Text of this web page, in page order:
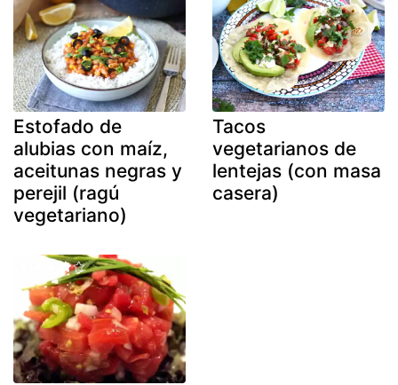
Estofado de
alubias con maíz,
aceitunas negras y
perejil (ragú
vegetariano)
Tacos
vegetarianos de
lentejas (con masa
casera)